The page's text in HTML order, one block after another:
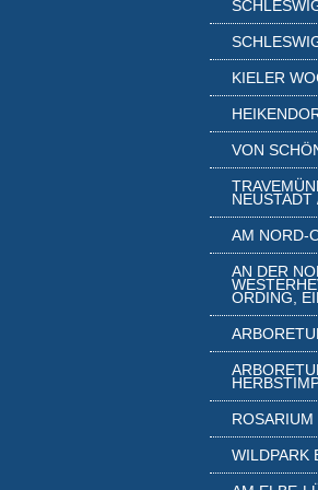
KIELER
VON
AM NORD-
AN DER
ORDING,
ROSARIUM
WILDPARK